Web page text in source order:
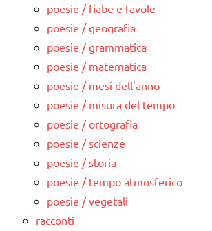
poesie / fiabe e favole
poesie / geografia
poesie / grammatica
poesie / matematica
poesie / mesi dell'anno
poesie / misura del tempo
poesie / ortografia
poesie / scienze
poesie / storia
poesie / tempo atmosferico
poesie / vegetali
racconti